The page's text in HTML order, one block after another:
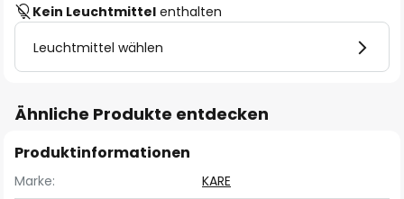
Kein Leuchtmittel enthalten
Leuchtmittel wählen
Ähnliche Produkte entdecken
Produktinformationen
Marke:
KARE